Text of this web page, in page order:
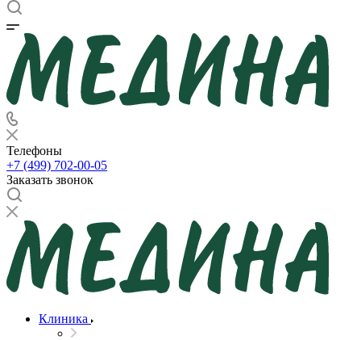
Телефоны
+7 (499) 702-00-05
Заказать звонок
Клиника